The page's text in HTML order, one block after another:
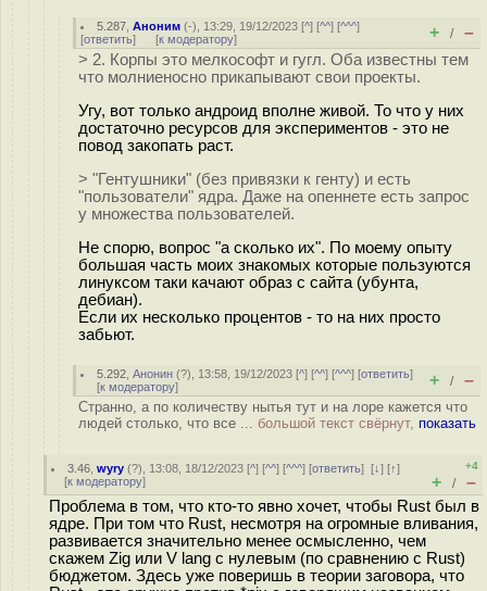
5.287 ,Аноним (-), 13:29, 19/12/2023 [^] [^^] [^^^]
[ответить] [к модератору] + / –
> 2. Корпы это мелкософт и гугл. Оба известны тем
что молниеносно прикапывают свои проекты.
Угу, вот только андроид вполне живой. То что у них
достаточно ресурсов для экспериментов - это не
повод закопать раст.
> "Гентушники" (без привязки к генту) и есть
"пользователи" ядра. Даже на опеннете есть запрос
у множества пользователей.
Не спорю, вопрос "а сколько их". По моему опыту
большая часть моих знакомых которые пользуются
линуксом таки качают образ с сайта (убунта,
дебиан).
Если их несколько процентов - то на них просто
забьют.
5.292 ,Анонин (?), 13:58, 19/12/2023 [^] [^^] [^^^] [ответить]
[к модератору] + / –
Странно, а по количеству нытья тут и на лоре кажется что
людей столько, что все ... большой текст свёрнут, показать
3.46 ,wyry (?), 13:08, 18/12/2023 [^] [^^] [^^^] [ответить][↓] [↑]
[к модератору]
+4
+ / –
Проблема в том, что кто-то явно хочет, чтобы Rust был в
ядре. При том что Rust, несмотря на огромные вливания,
развивается значительно менее осмысленно, чем
скажем Zig или V lang с нулевым (по сравнению с Rust)
бюджетом. Здесь уже поверишь в теории заговора, что